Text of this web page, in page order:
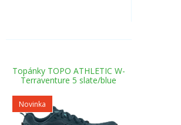
Topánky TOPO ATHLETIC W-
Terraventure 5 slate/blue
Novinka